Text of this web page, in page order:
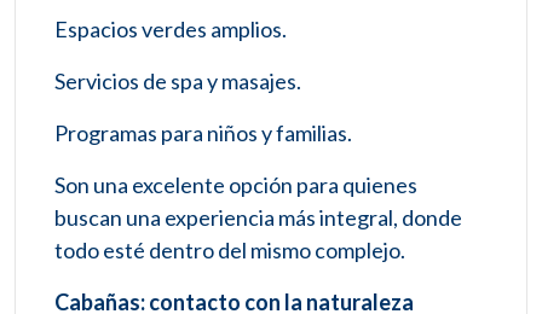
Espacios verdes amplios.
Servicios de spa y masajes.
Programas para niños y familias.
Son una excelente opción para quienes
buscan una experiencia más integral, donde
todo esté dentro del mismo complejo.
Cabañas: contacto con la naturaleza